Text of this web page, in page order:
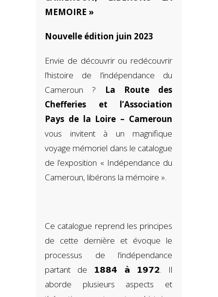
CAMEROUN, LIBERONS LA
MEMOIRE »
Nouvelle édition juin 2023
Envie de découvrir ou redécouvrir
l’histoire de l’indépendance du
Cameroun ?
La Route des
Chefferies et l’Association
Pays de la Loire – Cameroun
vous invitent à un magnifique
voyage mémoriel dans le catalogue
de l’exposition « Indépendance du
Cameroun, libérons la mémoire ».
Ce catalogue reprend les principes
de cette dernière et évoque le
processus de l’indépendance
partant de 𝟭𝟴𝟴𝟰 𝗮̀ 𝟭𝟵𝟳𝟮. Il
aborde plusieurs aspects et